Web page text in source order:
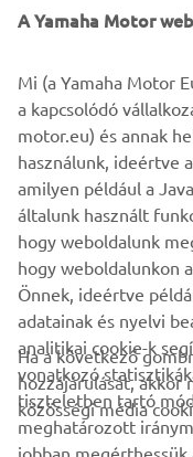
© Yamaha Motor
nem használhatók
kereskedelmi célokra
és/vagy a Yamaha
hozzájárulása nélkül.
Mindig közlekedj
közlekedési
VÁLLALATI
A Yamaha Motor
Mi (a Yamaha Motor
a kapcsolódó
motor.eu) és annak
használunk, ideértve
amilyen például a
általunk használt
hogy weboldalunk
hogy weboldalunkon
Önnek, ideértve
adatainak és nyelvi
analitikai cookie-k
vonatkozó
tiszteletben tartó
meghatározott
jobban
Ha a következő
hozzájárulását,
közösségi média